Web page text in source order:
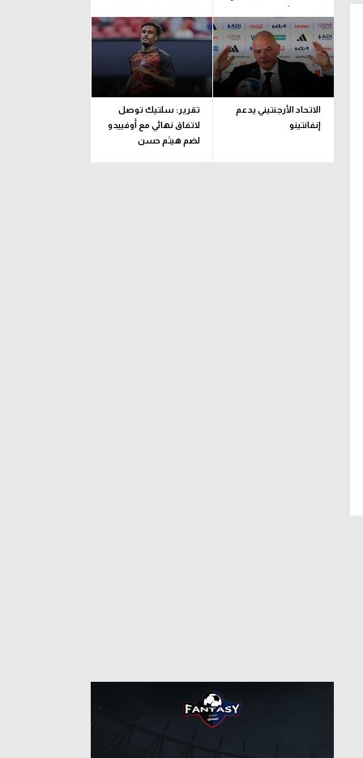
فريق الشباب
الاتحاد الأرجنتيني يدعم
إنفانتينو
تقرير: سلتيك توصل
لاتفاق نهائي مع أوفييدو
لضم هيثم حسن